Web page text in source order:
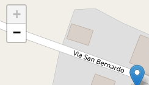
+
−